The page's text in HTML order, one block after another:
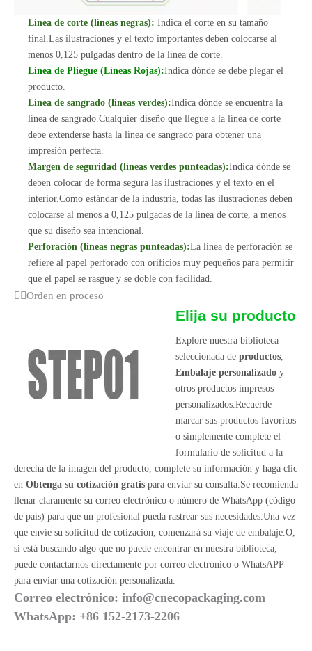
Línea de corte (líneas negras): Indica el corte en su tamaño
final.Las ilustraciones y el texto importantes deben colocarse al
menos 0,125 pulgadas dentro de la línea de corte.
Línea de Pliegue (Líneas Rojas):Indica dónde se debe plegar el
producto.
Línea de sangrado (líneas verdes):Indica dónde se encuentra la
línea de sangrado.Cualquier diseño que llegue a la línea de corte
debe extenderse hasta la línea de sangrado para obtener una
impresión perfecta.
Margen de seguridad (líneas verdes punteadas):Indica dónde se
deben colocar de forma segura las ilustraciones y el texto en el
interior.Como estándar de la industria, todas las ilustraciones deben
colocarse al menos a 0,125 pulgadas de la línea de corte, a menos
que su diseño sea intencional.
Perforación (líneas negras punteadas):La línea de perforación se
refiere al papel perforado con orificios muy pequeños para permitir
que el papel se rasgue y se doble con facilidad.
Orden en proceso
Elija su producto
Explore nuestra biblioteca
seleccionada de productos,
Embalaje personalizadoy
otros productos impresos
personalizados.Recuerde
marcar sus productos favoritos
o simplemente complete el
formulario de solicitud a la
derecha de la imagen del producto, complete su información y haga clic
en Obtenga su cotización gratis para enviar su consulta.Se recomienda
llenar claramente su correo electrónico o número de WhatsApp (código
de país) para que un profesional pueda rastrear sus necesidades.Una vez
que envíe su solicitud de cotización, comenzará su viaje de embalaje.O,
si está buscando algo que no puede encontrar en nuestra biblioteca,
puede contactarnos directamente por correo electrónico o WhatsAPP
para enviar una cotización personalizada.
Correo electrónico: info@cnecopackaging.com
WhatsApp: +86 152-2173-2206